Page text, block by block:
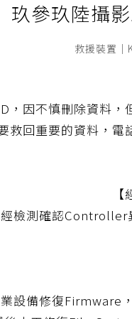
玖參玖陸攝
救援裝置｜
，因不慎刪除資料，
救回重要的資料，電
檢測確認
設備修復Firmware